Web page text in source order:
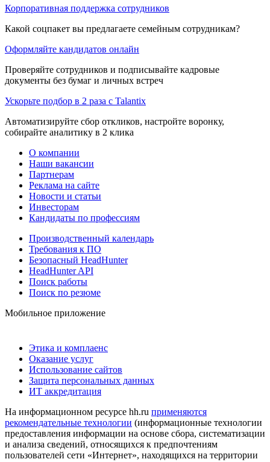
Корпоративная поддержка сотрудников
Какой соцпакет вы предлагаете семейным сотрудникам?
Оформляйте кандидатов онлайн
Проверяйте сотрудников и подписывайте кадровые
документы без бумаг и личных встреч
Ускорьте подбор в 2 раза с Talantix
Автоматизируйте сбор откликов, настройте воронку,
собирайте аналитику в 2 клика
О компании
Наши вакансии
Партнерам
Реклама на сайте
Новости и статьи
Инвесторам
Кандидаты по профессиям
Производственный календарь
Требования к ПО
Безопасный HeadHunter
HeadHunter API
Поиск работы
Поиск по резюме
Мобильное приложение
Этика и комплаенс
Оказание услуг
Использование сайтов
Защита персональных данных
ИТ аккредитация
На информационном ресурсе hh.ru применяются
рекомендательные технологии (информационные технологии
предоставления информации на основе сбора, систематизации
и анализа сведений, относящихся к предпочтениям
пользователей сети «Интернет», находящихся на территории